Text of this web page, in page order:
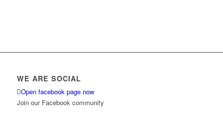
WE ARE SOCIAL
Open facebook page now
Join our Facebook community